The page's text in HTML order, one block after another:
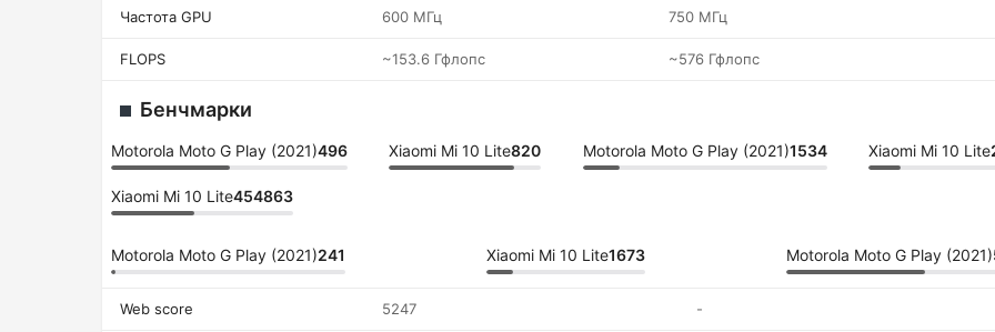
Частота GPU 600 МГц 750 МГц
FLOPS ~153.6 Гфлопс ~576 Гфлопс
Бенчмарки
Motorola Moto G Play (2021)496 Xiaomi Mi 10 Lite820 Motorola Moto G Play (2021)1534 Xiaomi Mi 10 Lite
Xiaomi Mi 10 Lite454863
Motorola Moto G Play (2021)241 Xiaomi Mi 10 Lite1673 Motorola Moto G Play (2021)
Web score 5247 -